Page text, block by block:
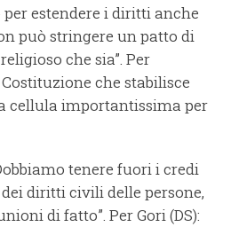
estendere i diritti anche
può stringere un patto di
che sia”. Per
Costituzione che stabilisce
cellula importantissima per
tenere fuori i credi
diritti civili delle persone,
di fatto”. Per Gori (DS):